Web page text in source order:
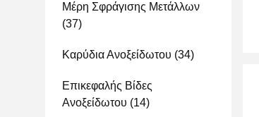
Μέρη Σφράγισης Μετάλλων
(37)
Καρύδια Ανοξείδωτου (34)
Επικεφαλής Βίδες
Ανοξείδωτου (14)